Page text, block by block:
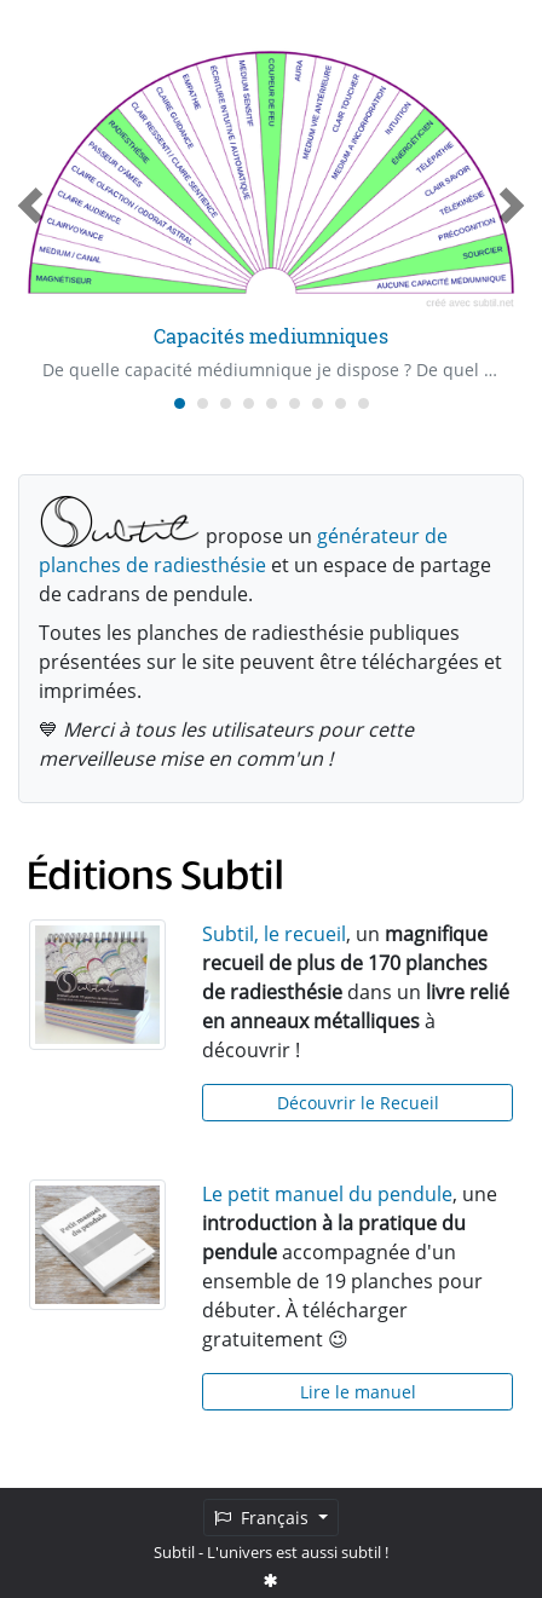
Capacités mediumniques
De quelle capacité médiumnique je dispose ? De quel "Claire" capacité je dispose ? Quelle est ma première capacité médiumnique ?
propose un générateur de
planches de radiesthésie et un espace de partage
de cadrans de pendule.
Toutes les planches de radiesthésie publiques
présentées sur le site peuvent être téléchargées et
imprimées.
💙 Merci à tous les utilisateurs pour cette
merveilleuse mise en comm'un !
Subtil, le recueil, un magnifique
recueil de plus de 170 planches
de radiesthésie dans un livre relié
en anneaux métalliquesà
découvrir !
Découvrir le Recueil
Le petit manuel du pendule, une
introduction à la pratique du
penduleaccompagnée d'un
ensemble de 19 planches pour
débuter. À télécharger
gratuitement 😉
Lire le manuel
Français
Subtil- L'univers est aussi subtil !